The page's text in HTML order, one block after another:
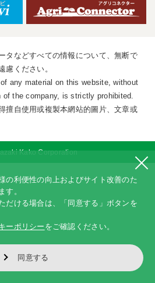
タなどすべての情報について、無断で
慮ください。
any material on this website, without
of the company, is strictly prohibited.
擅自使用或複製本網站的圖片、文章或
Kako Corporation
の利便性の向上およびサイト改善のた
す。
だける場合は、「同意する」ボタンを
ーポリシー をご確認ください。
同意する